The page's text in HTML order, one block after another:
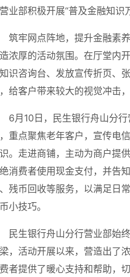
业部积极开展“普及金融知识
筑牢网点阵地，提升金融素
浓厚的活动氛围。在厅堂内
识咨询台、发放宣传折页、
给客户带来较大的视觉冲击
6月10日，民生银行舟山分
重点聚焦老年客户，宣传电
。走进商铺，主动为商户提
消费者使用现金支付，并告
残币回收等服务，以满足日
小技巧。
民生银行舟山分行营业部始
，活动开展以来，营造出了
者提供了暖心支持和帮助，